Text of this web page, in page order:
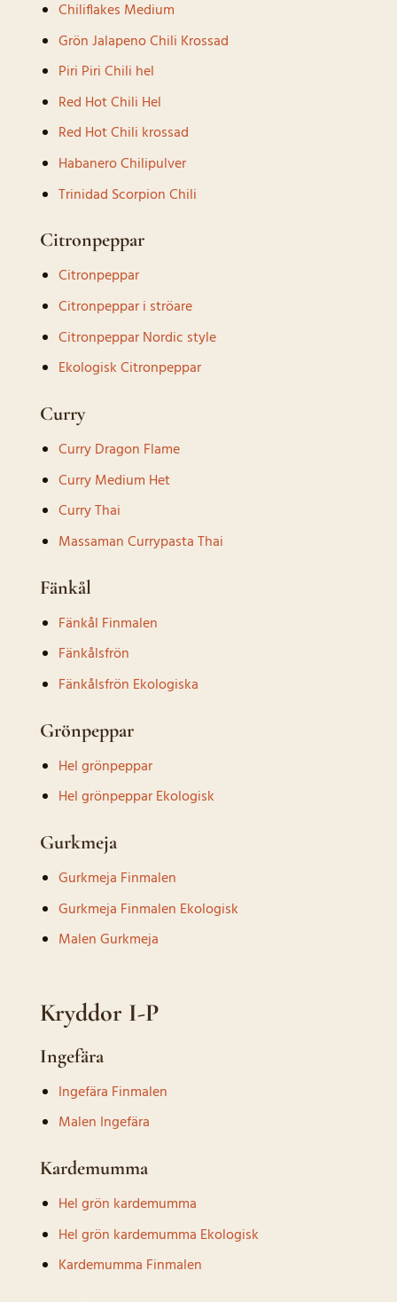
Chiliflakes Medium
Grön Jalapeno Chili Krossad
Piri Piri Chili hel
Red Hot Chili Hel
Red Hot Chili krossad
Habanero Chilipulver
Trinidad Scorpion Chili
Citronpeppar
Citronpeppar
Citronpeppar i ströare
Citronpeppar Nordic style
Ekologisk Citronpeppar
Curry
Curry Dragon Flame
Curry Medium Het
Curry Thai
Massaman Currypasta Thai
Fänkål
Fänkål Finmalen
Fänkålsfrön
Fänkålsfrön Ekologiska
Grönpeppar
Hel grönpeppar
Hel grönpeppar Ekologisk
Gurkmeja
Gurkmeja Finmalen
Gurkmeja Finmalen Ekologisk
Malen Gurkmeja
Kryddor I-P
Ingefära
Ingefära Finmalen
Malen Ingefära
Kardemumma
Hel grön kardemumma
Hel grön kardemumma Ekologisk
Kardemumma Finmalen